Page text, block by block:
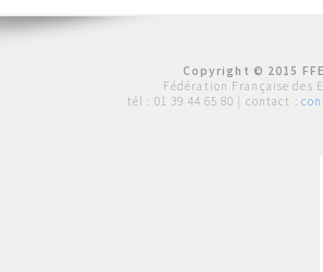
Copyright © 2015
Fédération Française des
tél : 01 39 44 65 80 | contact :